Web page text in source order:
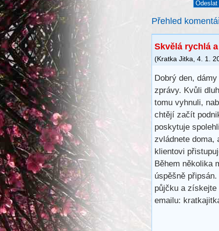
Přehled
Skvělá rychlá
(Kratka Jitka 4. 1.
Dobrý den,
zprávy. Kvůli
tomu vyhnuli,
chtějí začít
poskytuje
zvládnete doma,
klientovi
Během několika
úspěšně
půjčku a získejte
emailu: